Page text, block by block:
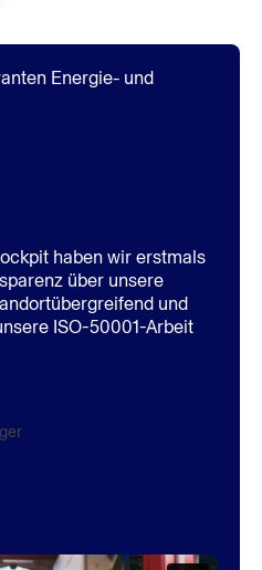
Energie- und
haben wir erstmals
über unsere
und
ISO-50001-Arbeit